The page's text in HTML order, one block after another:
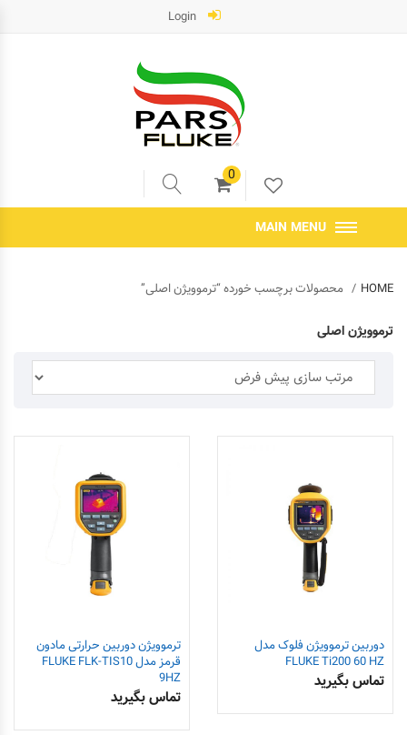
0
MAIN MENU
HOME محصولات برچسب خورده “ترموویژن اصلی”
ترموویژن اصلی
ترموویژن دوربین حرارتی مادون
قرمز مدل FLUKE FLK-TIS10
9HZ
تماس بگیرید
دوربین ترموویژن فلوک مدل
FLUKE Ti200 60 HZ
تماس بگیرید